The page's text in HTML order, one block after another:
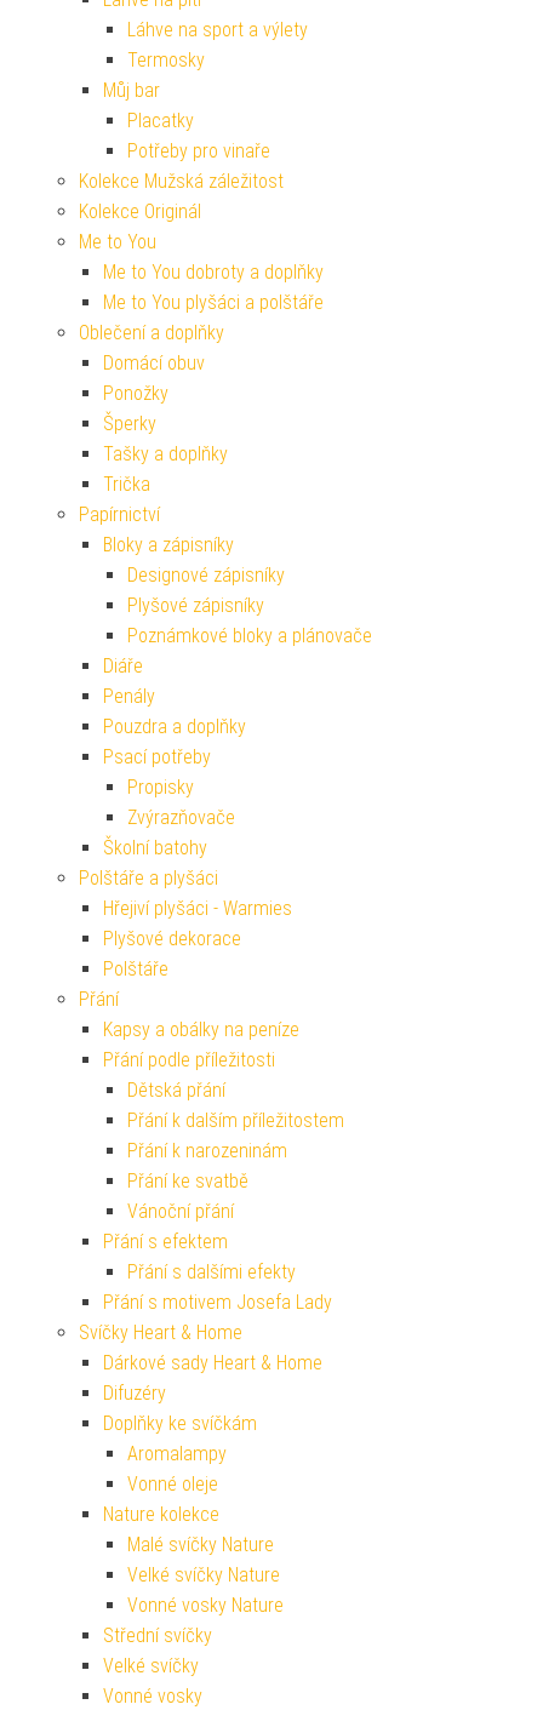
Láhve na sport a výlety
Termosky
Můj bar
Placatky
Potřeby pro vinaře
Kolekce Mužská záležitost
Kolekce Originál
Me to You
Me to You dobroty a doplňky
Me to You plyšáci a polštáře
Oblečení a doplňky
Domácí obuv
Ponožky
Šperky
Tašky a doplňky
Trička
Papírnictví
Bloky a zápisníky
Designové zápisníky
Plyšové zápisníky
Poznámkové bloky a plánovače
Diáře
Penály
Pouzdra a doplňky
Psací potřeby
Propisky
Zvýrazňovače
Školní batohy
Polštáře a plyšáci
Hřejiví plyšáci - Warmies
Plyšové dekorace
Polštáře
Přání
Kapsy a obálky na peníze
Přání podle příležitosti
Dětská přání
Přání k dalším příležitostem
Přání k narozeninám
Přání ke svatbě
Vánoční přání
Přání s efektem
Přání s dalšími efekty
Přání s motivem Josefa Lady
Svíčky Heart & Home
Dárkové sady Heart & Home
Difuzéry
Doplňky ke svíčkám
Aromalampy
Vonné oleje
Nature kolekce
Malé svíčky Nature
Velké svíčky Nature
Vonné vosky Nature
Střední svíčky
Velké svíčky
Vonné vosky